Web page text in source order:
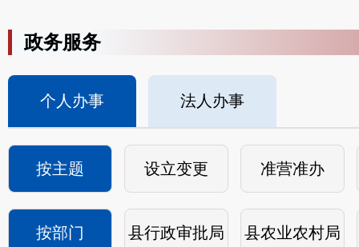
政务服务
个人办事 法人办事
按主题 设立变更 准营准办
按部门 县行政审批局 县农业农村局